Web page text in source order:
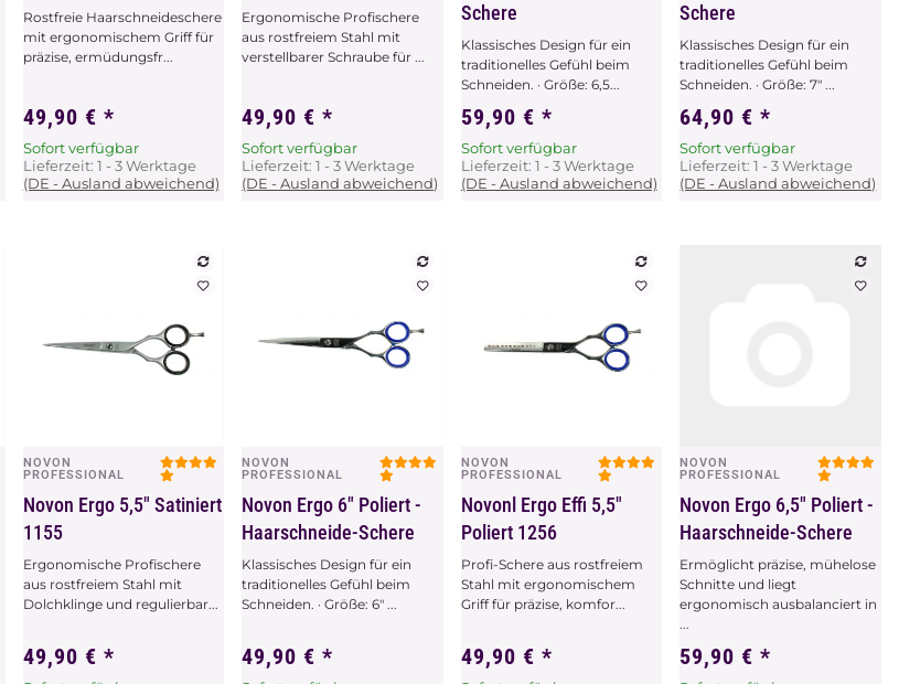
Rostfreie Haarschneideschere
mit ergonomischem Griff für
präzise, ermüdungsfr...
49,90 € *
Sofort verfügbar
Lieferzeit: 1 - 3 Werktage
(DE - Ausland abweichend)
Ergonomische Profischere
aus rostfreiem Stahl mit
verstellbarer Schraube für ...
49,90 €*
Sofort verfügbar
Lieferzeit:1 - 3 Werktage
(DE - Ausland abweichend)
Schere
Klassisches Design für ein
traditionelles Gefühl beim
Schneiden. · Größe: 6,5...
59,90 € *
Sofort verfügbar
Lieferzeit: 1 - 3 Werktage
(DE - Ausland abweichend)
Schere
Klassisches Design für ein
traditionelles Gefühl beim
Schneiden. · Größe: 7" ...
64,90 €*
Sofort verfügbar
Lieferzeit:1 - 3 Werktage
(DE - Ausland abweichend)
Vorschau
NOVON
PROFESSIONAL
Novon Ergo 5,5" Satiniert
1155
Ergonomische Profischere
aus rostfreiem Stahl mit
Dolchklinge und regulierbar...
49,90 € *
Vorschau
NOVON
PROFESSIONAL
Novon Ergo 6" Poliert -
Haarschneide-Schere
Klassisches Design für ein
traditionelles Gefühl beim
Schneiden. · Größe: 6" ...
49,90 €*
Vorschau
NOVON
PROFESSIONAL
Novonl Ergo Effi 5,5"
Poliert 1256
Profi-Schere aus rostfreiem
Stahl mit ergonomischem
Griff für präzise, komfor...
49,90 € *
Vorschau
NOVON
PROFESSIONAL
Novon Ergo 6,5" Poliert -
Haarschneide-Schere
Ermöglicht präzise, mühelose
Schnitte und liegt
ergonomisch ausbalanciert in
...
59,90 €*